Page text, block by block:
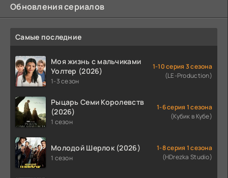
Обновления сериалов
Самые последние
Моя жизнь с мальчиками
Уолтер (2026)
1-3 сезон
1-10 серия 3 сезона
(LE-Production)
Рыцарь Семи Королевств
(2026)
1 сезон
1-6 серия 1 сезона
(Кубик в Кубе)
Молодой Шерлок (2026)
1 сезон
1-8 серия 1 сезона
(HDrezka Studio)